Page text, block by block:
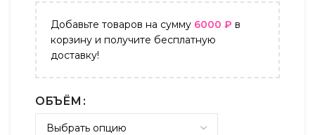
Добавьте товаров на сумму 6000 ₽ в
корзину и получите бесплатную
доставку!
ОБЪЁМ